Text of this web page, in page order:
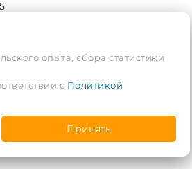
опыта, сбора статистики
с Политикой
Принять